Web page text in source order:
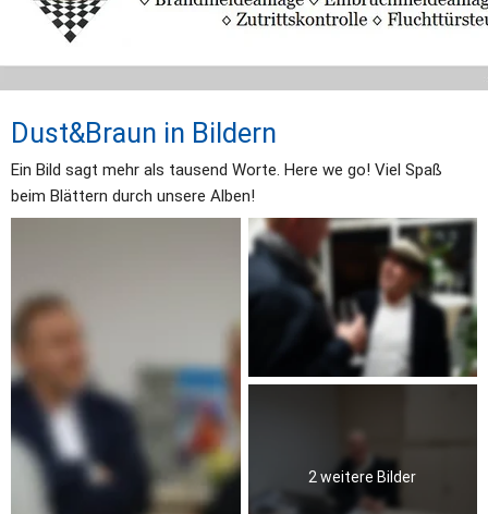
Dust&Braun in Bildern
Ein Bild sagt mehr als tausend Worte. Here we go! Viel Spaß
beim Blättern durch unsere Alben!
2 weitere Bilder